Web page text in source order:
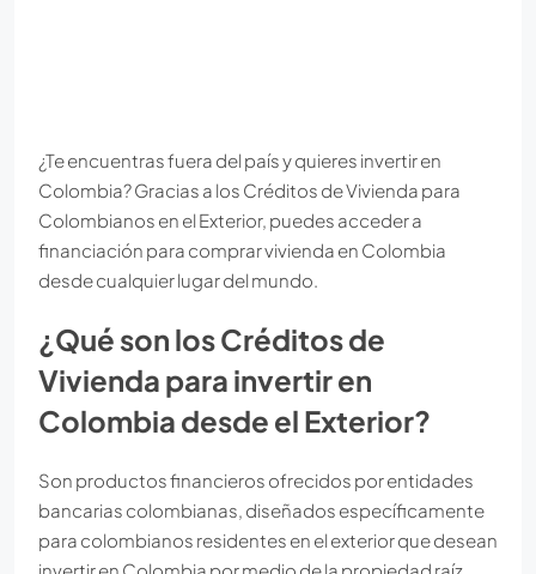
¿Te encuentras fuera del país y quieres invertir en
Colombia? Gracias a los Créditos de Vivienda para
Colombianos en el Exterior, puedes acceder a
financiación para comprar vivienda en Colombia
desde cualquier lugar del mundo.
¿Qué son los Créditos de
Vivienda para invertir en
Colombia desde el Exterior?
Son productos financieros ofrecidos por entidades
bancarias colombianas, diseñados específicamente
para colombianos residentes en el exterior que desean
invertir en Colombia por medio de la propiedad raíz.